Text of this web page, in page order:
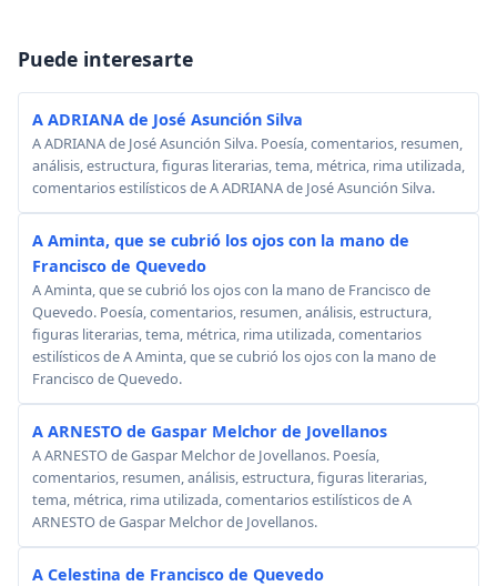
Puede interesarte
A ADRIANA de José Asunción Silva
A ADRIANA de José Asunción Silva. Poesía, comentarios, resumen,
análisis, estructura, figuras literarias, tema, métrica, rima utilizada,
comentarios estilísticos de A ADRIANA de José Asunción Silva.
A Aminta, que se cubrió los ojos con la mano de
Francisco de Quevedo
A Aminta, que se cubrió los ojos con la mano de Francisco de
Quevedo. Poesía, comentarios, resumen, análisis, estructura,
figuras literarias, tema, métrica, rima utilizada, comentarios
estilísticos de A Aminta, que se cubrió los ojos con la mano de
Francisco de Quevedo.
A ARNESTO de Gaspar Melchor de Jovellanos
A ARNESTO de Gaspar Melchor de Jovellanos. Poesía,
comentarios, resumen, análisis, estructura, figuras literarias,
tema, métrica, rima utilizada, comentarios estilísticos de A
ARNESTO de Gaspar Melchor de Jovellanos.
A Celestina de Francisco de Quevedo